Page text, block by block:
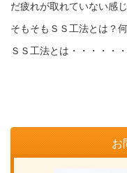
だ疲れが取れていない感
そもそもＳＳ工法とは？
ＳＳ工法とは・・・・・
お